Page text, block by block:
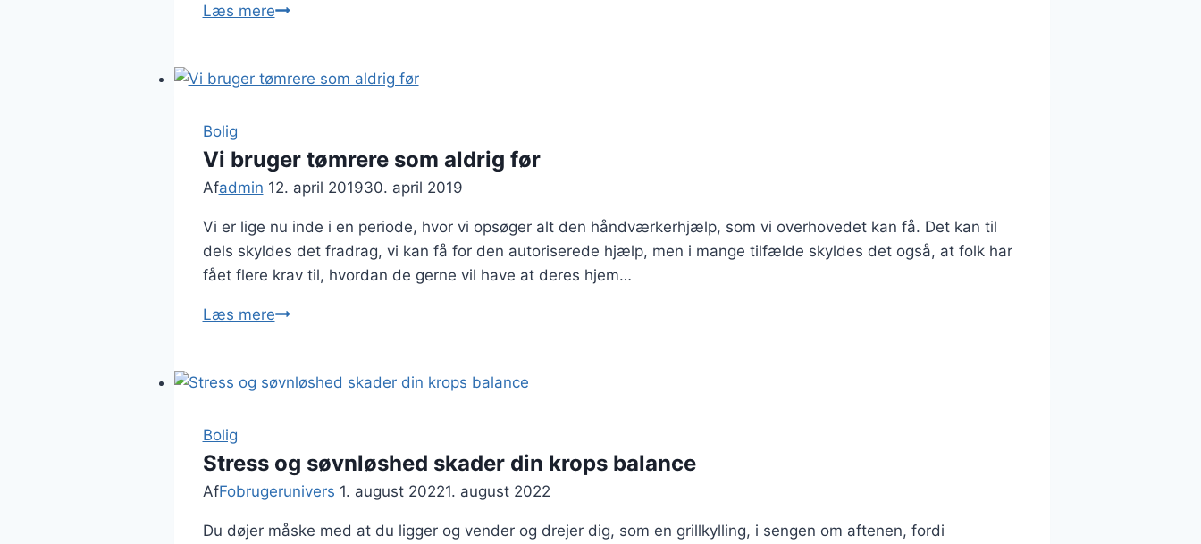
Læs mereTips
råd,
skal
have
køkken
Bolig
Vi bruger tømrere som aldrig før
Afadmin 12. april 201930. april 2019
Vi er lige nu inde i en periode, hvor vi opsøger alt den håndværkerhjælp, som vi overhovedet kan få. Det kan til
dels skyldes det fradrag, vi kan få for den autoriserede hjælp, men i mange tilfælde skyldes det også, at folk har
fået flere krav til, hvordan de gerne vil have at deres hjem…
Læs mereVi
som
Bolig
Stress og søvnløshed skader din krops balance
AfFobrugerunivers 1. august 20221. august 2022
Du døjer måske med at du ligger og vender og drejer dig, som en grillkylling, i sengen om aftenen, fordi